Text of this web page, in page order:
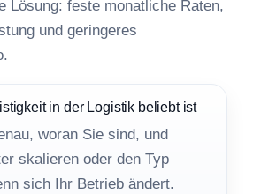
Lösung: feste monatliche Raten,
und geringeres
in der Logistik beliebt ist
woran Sie sind, und
skalieren oder den Typ
sich Ihr Betrieb ändert.